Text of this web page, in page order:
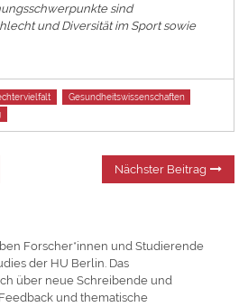
sind
und Diversität im Sport sowie
Gesundheitswissenschaften
Nächster Beitrag
Forscher*innen und Studierende
der HU Berlin. Das
über neue Schreibende und
und thematische